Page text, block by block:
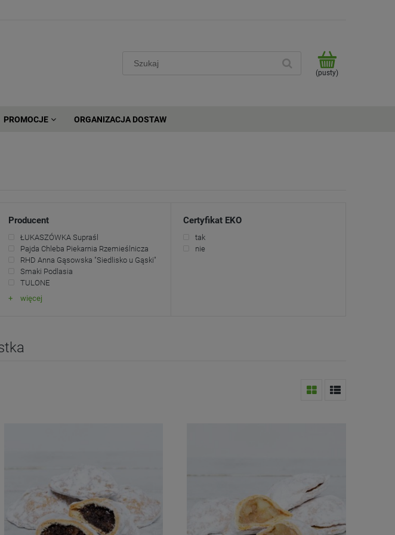
(pusty)
PROMOCJE ORGANIZACJA DOSTAW
Producent
ŁUKASZÓWKA Supraśl
Pajda Chleba Piekarnia Rzemieślnicza
RHD Anna Gąsowska "Siedlisko u Gąski"
Smaki Podlasia
TULONE
więcej
Certyfikat EKO
tak
nie